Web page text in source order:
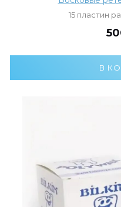
15 пластин